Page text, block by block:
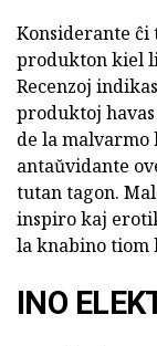
Konsiderante
produkton kiel
Recenzoj
produktoj
de la malvarmo
antaŭvidante
tutan tagon.
inspiro kaj
la knabino tiom
INO